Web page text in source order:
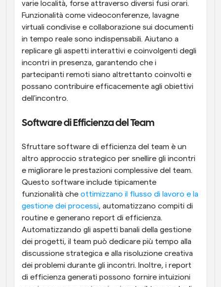
varie località, forse attraverso diversi fusi orari.
Funzionalità come videoconferenze, lavagne
virtuali condivise e collaborazione sui documenti
in tempo reale sono indispensabili. Aiutano a
replicare gli aspetti interattivi e coinvolgenti degli
incontri in presenza, garantendo che i
partecipanti remoti siano altrettanto coinvolti e
possano contribuire efficacemente agli obiettivi
dell'incontro.
Software di Efficienza del Team
Sfruttare software di efficienza del team è un
altro approccio strategico per snellire gli incontri
e migliorare le prestazioni complessive del team.
Questo software include tipicamente
funzionalità che ottimizzano il flusso di lavoro e la
gestione dei processi, automatizzano compiti di
routine e generano report di efficienza.
Automatizzando gli aspetti banali della gestione
dei progetti, il team può dedicare più tempo alla
discussione strategica e alla risoluzione creativa
dei problemi durante gli incontri. Inoltre, i report
di efficienza generati possono fornire intuizioni